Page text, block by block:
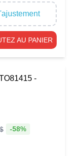
AU PANIER
-
-58%